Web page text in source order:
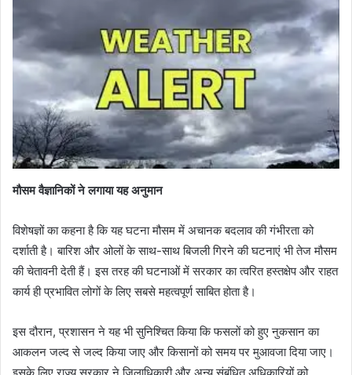
मौसम वैज्ञानिकों ने लगाया यह अनुमान
विशेषज्ञों का कहना है कि यह घटना मौसम में अचानक बदलाव की गंभीरता को
दर्शाती है। बारिश और ओलों के साथ-साथ बिजली गिरने की घटनाएं भी तेज मौसम
की चेतावनी देती हैं। इस तरह की घटनाओं में सरकार का त्वरित हस्तक्षेप और राहत
कार्य ही प्रभावित लोगों के लिए सबसे महत्वपूर्ण साबित होता है।
इस दौरान, प्रशासन ने यह भी सुनिश्चित किया कि फसलों को हुए नुकसान का
आकलन जल्द से जल्द किया जाए और किसानों को समय पर मुआवजा दिया जाए।